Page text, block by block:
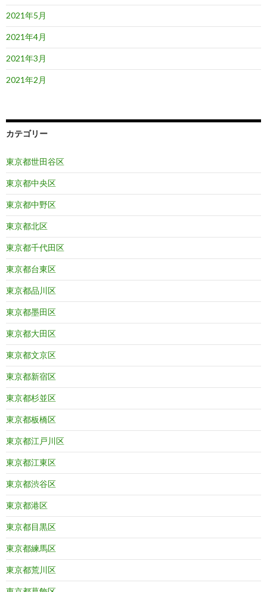
2021年5月
2021年4月
2021年3月
2021年2月
カテゴリー
東京都世田谷区
東京都中央区
東京都中野区
東京都北区
東京都千代田区
東京都台東区
東京都品川区
東京都墨田区
東京都大田区
東京都文京区
東京都新宿区
東京都杉並区
東京都板橋区
東京都江戸川区
東京都江東区
東京都渋谷区
東京都港区
東京都目黒区
東京都練馬区
東京都荒川区